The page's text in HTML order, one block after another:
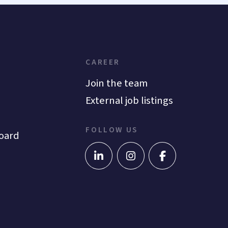
CAREER
Join the team
External job listings
FOLLOW US